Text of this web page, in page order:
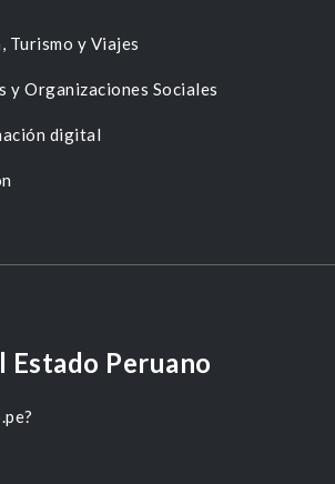
Turismo y Viajes
y Organizaciones Sociales
digital
Estado Peruano